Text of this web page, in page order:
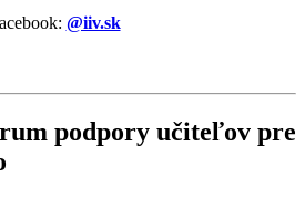
@iiv.sk
podpory učiteľov pre